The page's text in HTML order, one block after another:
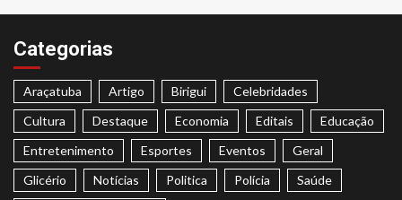
Categorias
Araçatuba Artigo Birigui
Celebridades
Cultura
Destaque Economia Editais
Educação
Entretenimento
Esportes Eventos
Geral
Glicério
Notícias Politica Polícia
Saúde